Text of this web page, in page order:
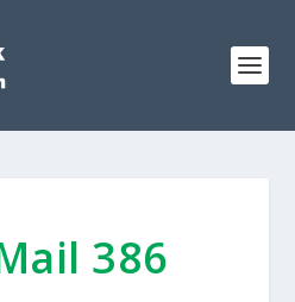
386